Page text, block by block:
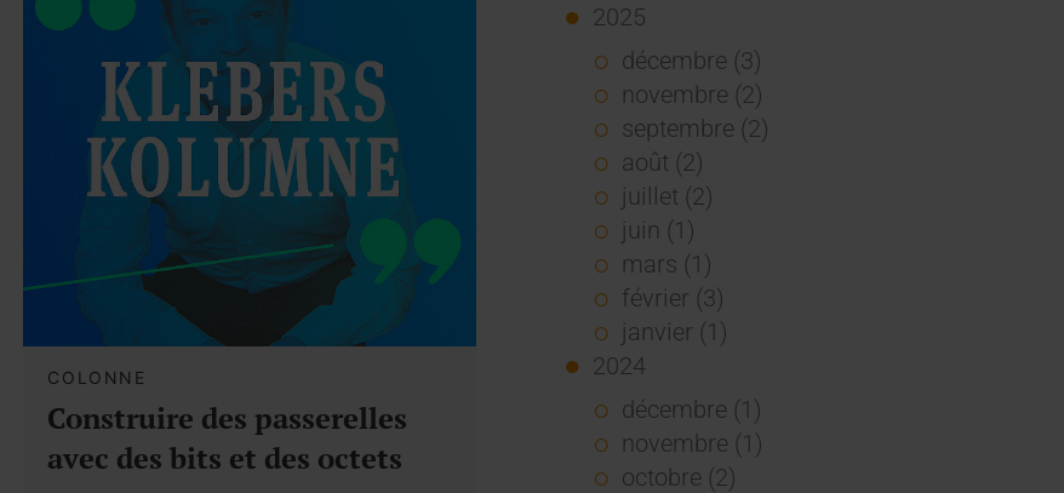
COLONNE
Construire des passerelles
avec des bits et des octets
2025
décembre (3)
novembre (2)
septembre (2)
août (2)
juillet (2)
juin (1)
mars (1)
février (3)
janvier (1)
2024
décembre (1)
novembre (1)
octobre (2)